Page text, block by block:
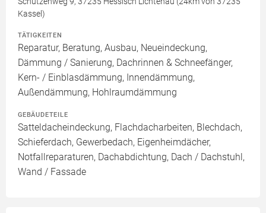
Kassel)
TÄTIGKEITEN
Reparatur, Beratung, Ausbau, Neueindeckung,
Dämmung / Sanierung, Dachrinnen & Schneefänger,
Kern- / Einblasdämmung, Innendämmung,
Außendämmung, Hohlraumdämmung
GEBÄUDETEILE
Satteldacheindeckung, Flachdacharbeiten, Blechdach,
Schieferdach, Gewerbedach, Eigenheimdächer,
Notfallreparaturen, Dachabdichtung, Dach / Dachstuhl,
Wand / Fassade